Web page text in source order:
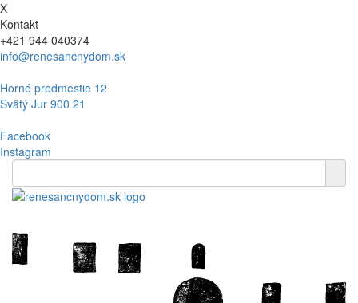
X
Kontakt
+421 944 040374
info@renesancnydom.sk
Horné predmestie 12
Svätý Jur 900 21
Facebook
Instagram